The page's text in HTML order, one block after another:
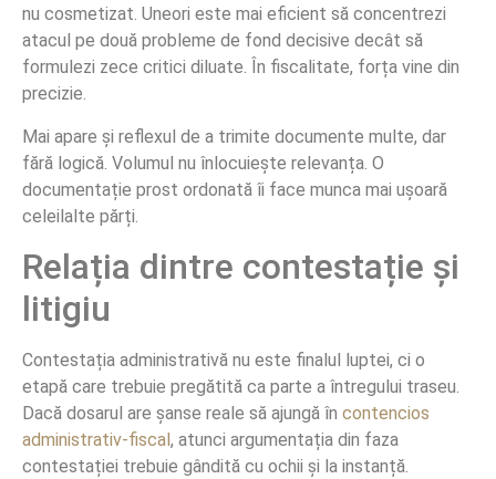
nu cosmetizat. Uneori este mai eficient să concentrezi
atacul pe două probleme de fond decisive decât să
formulezi zece critici diluate. În fiscalitate, forța vine din
precizie.
Mai apare și reflexul de a trimite documente multe, dar
fără logică. Volumul nu înlocuiește relevanța. O
documentație prost ordonată îi face munca mai ușoară
celeilalte părți.
Relația dintre contestație și
litigiu
Contestația administrativă nu este finalul luptei, ci o
etapă care trebuie pregătită ca parte a întregului traseu.
Dacă dosarul are șanse reale să ajungă în contencios
administrativ-fiscal , atunci argumentația din faza
contestației trebuie gândită cu ochii și la instanță.